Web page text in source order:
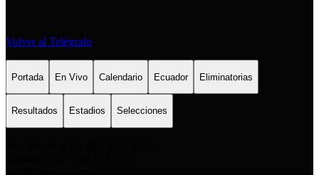
Volver al Telégrafo
Portada En Vivo Calendario Ecuador Eliminatorias
Resultados Estadios Selecciones